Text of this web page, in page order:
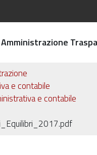
e contabile
e contabile